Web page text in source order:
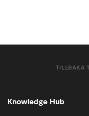
TILLBAKA
Knowledge Hub